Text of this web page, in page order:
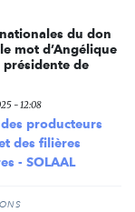
du don
mot d’Angélique
présidente de
- 12:08
producteurs
des filières
- SOLAAL